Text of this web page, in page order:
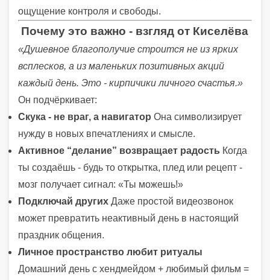
ощущение контроля и свободы.
Почему это важно - взгляд от Киселёва
«Душевное благополучие строится не из ярких
всплесков, а из маленьких позитивных акций
каждый день. Это - кирпичики личного счастья.»
Он подчёркивает:
Скука - не враг, а навигатор Она символизирует
нужду в новых впечатлениях и смысле.
Активное “делание” возвращает радость Когда
ты создаёшь - будь то открытка, плед или рецепт -
мозг получает сигнал: «Ты можешь!»
Подключай других Даже простой видеозвонок
может превратить неактивный день в настоящий
праздник общения.
Личное пространство любит ритуалы
Домашний день с хендмейдом + любимый фильм =